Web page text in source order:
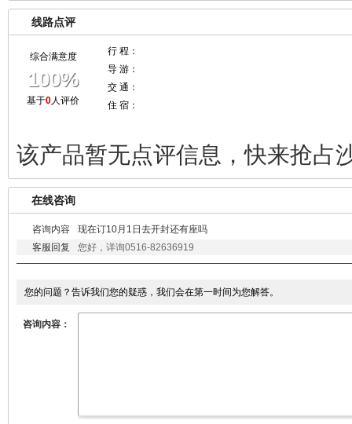
线路点评
综合满意度
100%
基于0人评价
行 程：
导 游：
交 通：
住 宿：
该产品暂无点评信息，快来抢占
在线咨询
咨询内容
现在订10月1日去开封还有座吗
客服回复
您好，详询0516-82636919
您的问题？告诉我们您的疑惑，我们会在第一时间为您解答。
咨询内容：